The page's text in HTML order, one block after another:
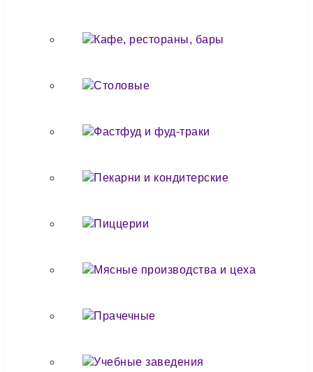
Кафе, рестораны, бары
Столовые
Фастфуд и фуд-траки
Пекарни и кондитерские
Пиццерии
Мясные производства и цеха
Прачечные
Учебные заведения